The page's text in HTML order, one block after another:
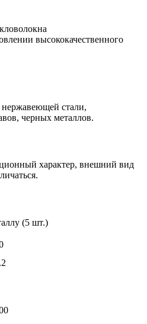
высококачественного
стали,
черных металлов.
характер, внешний вид
(5 шт.)